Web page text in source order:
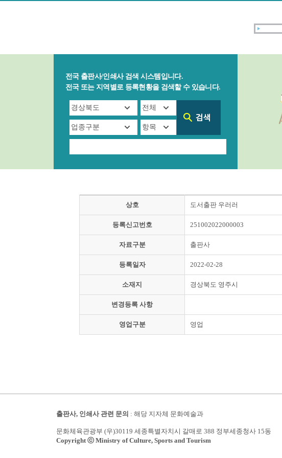
전국 출판사/인쇄사 검색 시스템입니다.
전국 또는 지역별로 등록현황을 검색할 수 있습니다.
상호 도서출판 우러러
등록신고번호 251002022000003
자료구분 출판사
등록일자 2022-02-28
소재지 경상북도 영주시
변경등록 사항
영업구분 영업
출판사, 인쇄사 관련 문의 : 해당 지자체 문화예술과
문화체육관광부 (우)30119 세종특별자치시 갈매로 388 정부세종청사 15동
Copyright ⓒ Ministry of Culture, Sports and Tourism